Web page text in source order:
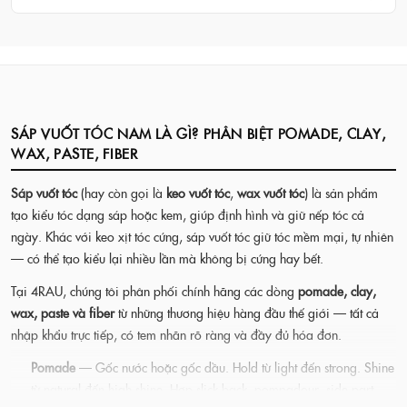
SÁP VUỐT TÓC NAM LÀ GÌ? PHÂN BIỆT POMADE, CLAY,
WAX, PASTE, FIBER
Sáp vuốt tóc(hay còn gọi là keo vuốt tóc,wax vuốt tóc) là sản phẩm
tạo kiểu tóc dạng sáp hoặc kem, giúp định hình và giữ nếp tóc cả
ngày. Khác với keo xịt tóc cứng, sáp vuốt tóc giữ tóc mềm mại, tự nhiên
— có thể tạo kiểu lại nhiều lần mà không bị cứng hay bết.
Tại 4RAU, chúng tôi phân phối chính hãng các dòng pomade, clay,
wax, paste và fibertừ những thương hiệu hàng đầu thế giới — tất cả
nhập khẩu trực tiếp, có tem nhãn rõ ràng và đầy đủ hóa đơn.
Pomade — Gốc nước hoặc gốc dầu. Hold từ light đến strong. Shine